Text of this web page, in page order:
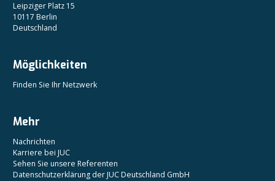
Leipziger Platz 15
10117 Berlin
Deutschland
Möglichkeiten
Finden Sie Ihr Netzwerk
Mehr
Nachrichten
Karriere bei JUC
Sehen Sie unsere Referenten
Datenschutzerklärung der JUC Deutschland GmbH